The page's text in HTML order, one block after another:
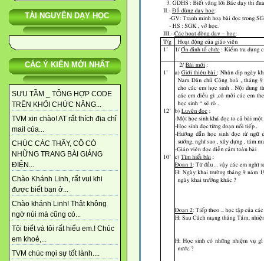
TÀI NGUYÊN DẠY HỌC
CÁC Ý KIẾN MỚI NHẤT
SƯU TẦM _ TỔNG HỢP CODE
TRÊN KHỐI CHỨC NĂNG...
TVM xin chào! AT rất thích địa chỉ
mail của...
CHÚC CÁC THẦY, CÔ CÓ
NHỮNG TRANG BÀI GIẢNG
ĐIỆN...
Chào Khánh Linh, rất vui khi
được biết bạn ở...
Chào khánh Linh! Thật không
ngờ núi mà cũng có...
Tôi biết và tôi rất hiểu em.! Chúc
em khoẻ,...
TVM chúc mọi sự tốt lành....